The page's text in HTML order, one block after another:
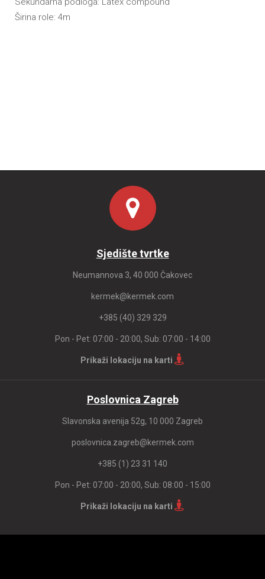
Širina role: 4m
Sjedište tvrtke
Neumannova 3, 40 000 Čakovec
kermek@kermek.com
+385 (40) 329 329
Pon - Pet: 07:00 - 20:00, Sub: 07:00 - 14:00
Prikaži lokaciju na karti
Poslovnica Zagreb
Slavonska avenija 52g, 10 000 Zagreb
poslovnica.zagreb@kermek.com
+385 (1) 23 31 140
Pon - Pet: 07:00 - 20:00, Sub: 08:00 - 15:00
Prikaži lokaciju na karti